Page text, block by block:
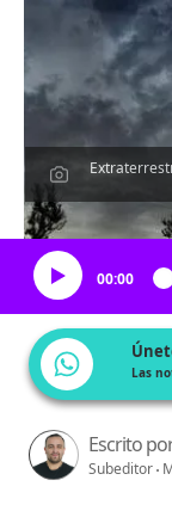
00:00
Las
Escrito
Subeditor